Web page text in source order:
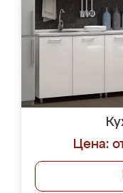
Цена: